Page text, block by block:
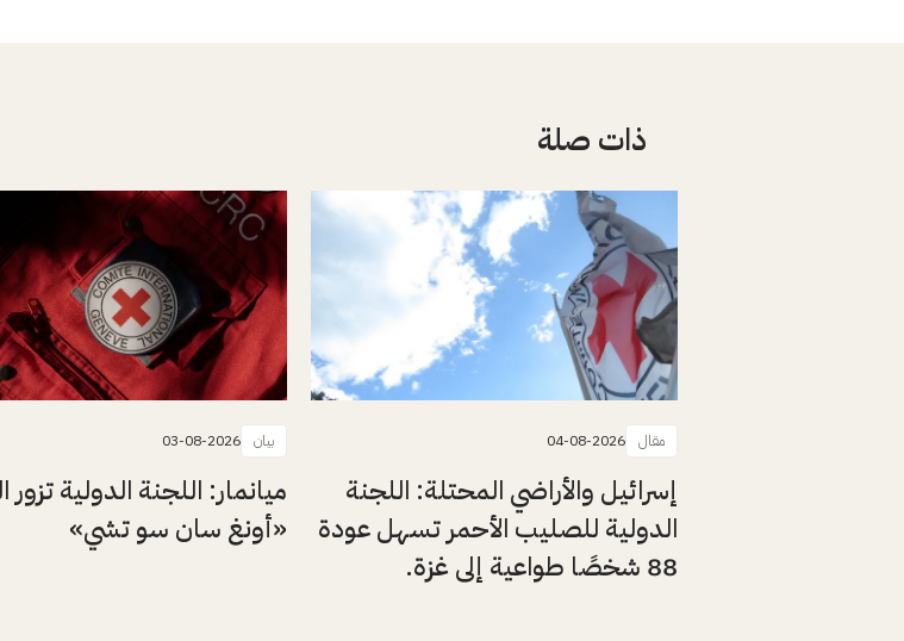
ذات صلة
مقال 04-08-2026
إسرائيل والأراضي المحتلة: اللجنة
الدولية للصليب الأحمر تسهل عودة
88 شخصًا طواعية إلى غزة.
بيان 03-08-2026
ميانمار: اللجنة الدولية
«أونغ سان سو تشي»